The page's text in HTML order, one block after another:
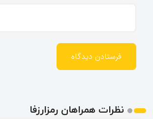
نظرات همراهان رمزارزفا